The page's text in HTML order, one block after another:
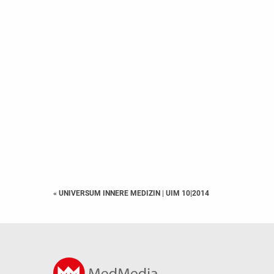
« UNIVERSUM INNERE MEDIZIN | UIM 10|2014